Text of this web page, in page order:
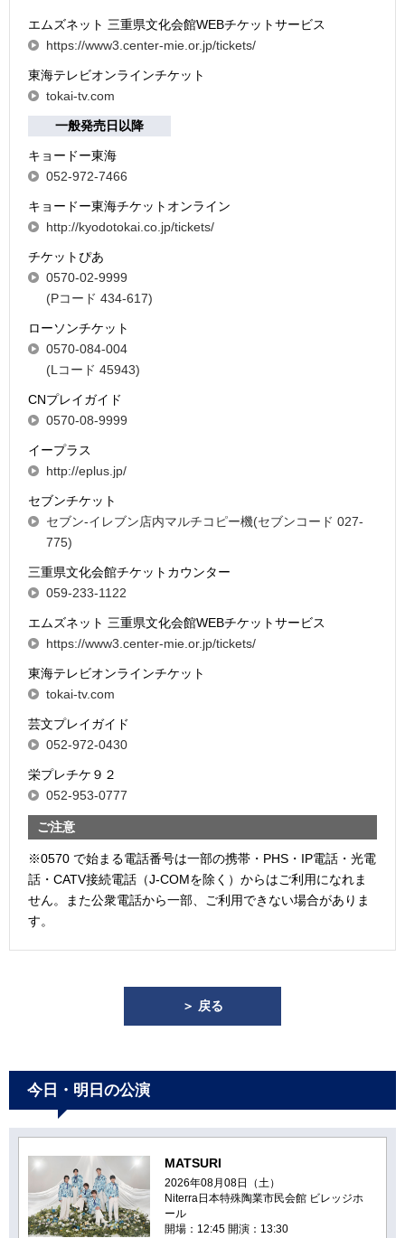
エムズネット 三重県文化会館WEBチケットサービス
https://www3.center-mie.or.jp/tickets/
東海テレビオンラインチケット
tokai-tv.com
一般発売日以降
キョードー東海
052-972-7466
キョードー東海チケットオンライン
http://kyodotokai.co.jp/tickets/
チケットぴあ
0570-02-9999
(Pコード 434-617)
ローソンチケット
0570-084-004
(Lコード 45943)
CNプレイガイド
0570-08-9999
イープラス
http://eplus.jp/
セブンチケット
セブン-イレブン店内マルチコピー機(セブンコード 027-
775)
三重県文化会館チケットカウンター
059-233-1122
エムズネット 三重県文化会館WEBチケットサービス
https://www3.center-mie.or.jp/tickets/
東海テレビオンラインチケット
tokai-tv.com
芸文プレイガイド
052-972-0430
栄プレチケ９２
052-953-0777
ご注意
※0570 で始まる電話番号は一部の携帯・PHS・IP電話・光電
話・CATV接続電話（J-COMを除く）からはご利用になれま
せん。また公衆電話から一部、ご利用できない場合がありま
す。
＞ 戻る
今日・明日の公演
MATSURI
2026年08月08日（土）
Niterra日本特殊陶業市民会館 ビレッジホ
ール
開場：12:45 開演：13:30